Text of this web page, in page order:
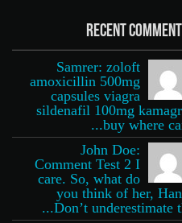
Recent
Samrer: zoloft
amoxicillin 500mg
capsules viagra
sildenafil 100mg
buy where
John Doe:
Comment Test 2 I
care. So, what do
you think of her,
Don’t underestimate